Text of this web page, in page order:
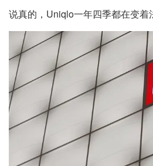
说真的，Uniqlo一年四季都在变着